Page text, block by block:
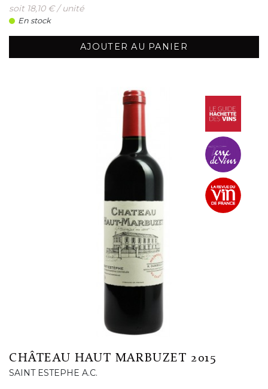
soit 18,10 € / unité
En stock
AJOUTER AU PANIER
CHÂTEAU HAUT MARBUZET 2015
SAINT ESTEPHE A.C.